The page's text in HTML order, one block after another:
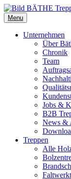
Menu
Unternehmen
Über
Chronik
Team
Jobs &
B2B
News &
Treppen
Alle